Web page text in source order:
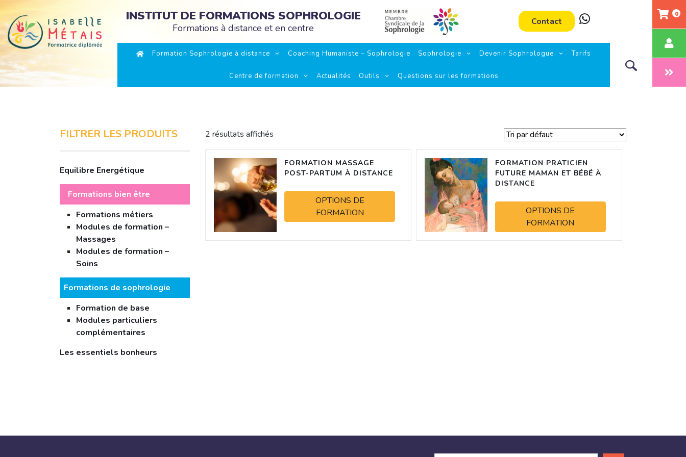
INSTITUT DE FORMATIONS SOPHROLOGIE
Formations à distance et en centre
Contact
Formation Sophrologie à distance Coaching Humaniste – Sophrologie Sophrologie Devenir Sophrologue Tarifs
Centre de formation Actualités Outils Questions sur les formations
0
FILTRER LES PRODUITS
Equilibre Energétique
Formations bien être
Formations métiers
Modules de formation –
Massages
Modules de formation –
Soins
Formations de sophrologie
Formation de base
Modules particuliers
complémentaires
Les essentiels bonheurs
2 résultats affichés
FORMATION MASSAGE
POST-PARTUM À DISTANCE
OPTIONS DE
FORMATION
FORMATION PRATICIEN
FUTURE MAMAN ET BÉBÉ À
DISTANCE
OPTIONS DE
FORMATION